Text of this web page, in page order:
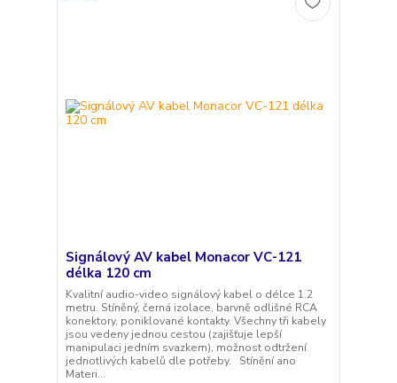
Signálový AV kabel Monacor VC-121
délka 120 cm
Kvalitní audio-video signálový kabel o délce 1.2
metru. Stíněný, černá izolace, barvně odlišné RCA
konektory, poniklované kontakty. Všechny tři kabely
jsou vedeny jednou cestou (zajišťuje lepší
manipulaci jedním svazkem), možnost odtržení
jednotlivých kabelů dle potřeby. Stínění ano
Materi...